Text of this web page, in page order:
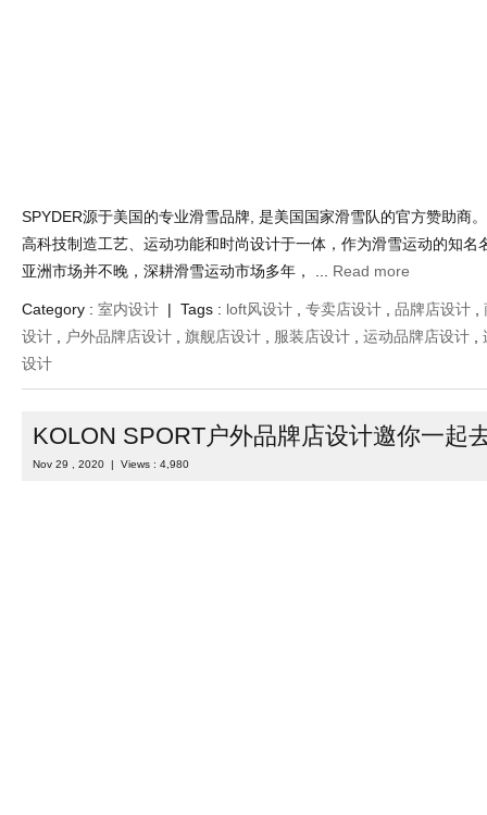
SPYDER源于美国的专业滑雪品牌, 是美国国家滑雪队的官方赞助商
高科技制造工艺、运动功能和时尚设计于一体，作为滑雪运动的知名
亚洲市场并不晚，深耕滑雪运动市场多年， ... Read more
Category : 室内设计 | Tags : loft风设计 专卖店设计 品牌店设计
设计
户外品牌店设计 旗舰店设计 服装店设计 运动品牌店设计
设计
KOLON SPORT户外品牌店设计邀你一起
Nov 29 , 2020 | Views : 4,980